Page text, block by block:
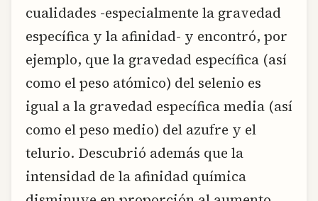
cualidades -especialmente la gravedad
específica y la afinidad- y encontró, por
ejemplo, que la gravedad específica (así
como el peso atómico) del selenio es
igual a la gravedad específica media (así
como el peso medio) del azufre y el
telurio. Descubrió además que la
intensidad de la afinidad química